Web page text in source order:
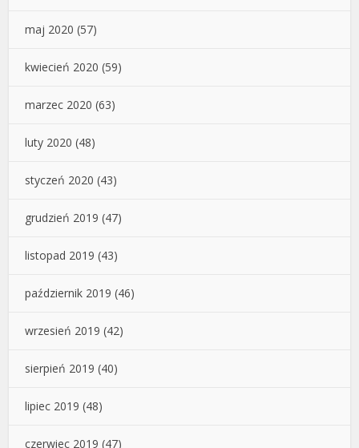
maj 2020 (57)
kwiecień 2020 (59)
marzec 2020 (63)
luty 2020 (48)
styczeń 2020 (43)
grudzień 2019 (47)
listopad 2019 (43)
październik 2019 (46)
wrzesień 2019 (42)
sierpień 2019 (40)
lipiec 2019 (48)
czerwiec 2019 (47)